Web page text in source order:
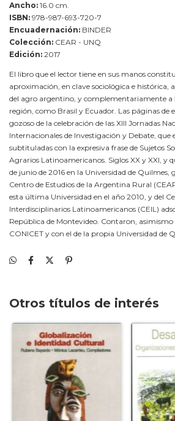
Ancho: 16.0 cm.
ISBN: 978-987-693-720-7
Encuadernación: BINDER
Colección: CEAR - UNQ
Edición: 2017
El libro que el lector tiene en sus manos
aproximación, en clave sociológica e histórica,
del agro argentino, y complementariamente a
región, como Brasil y Ecuador. Las páginas de
gozoso de la celebración de las XIII Jornadas
Internacionales de Investigación y Debate, que
subtituladas con la expresiva frase de Sujetos
Agrarios Latinoamericanos. Siglos XX y XXI, y
de junio de 2016 en la Universidad de Quilmes,
Centro de Estudios de la Argentina Rural
esta última Universidad en el año 2010, y del
Interdisciplinarios Latinoamericanos (CEIL)
República de Montevideo. Contaron, asimismo
CONICET y con el de la propia Universidad de
Otros títulos de interés